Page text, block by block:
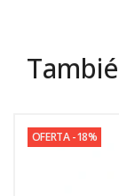
OFERTA -18%